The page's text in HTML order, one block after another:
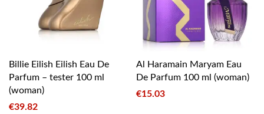
Billie Eilish Eilish Eau De
Parfum – tester 100 ml
(woman)
€39.82
Al Haramain Maryam Eau
De Parfum 100 ml (woman)
€15.03